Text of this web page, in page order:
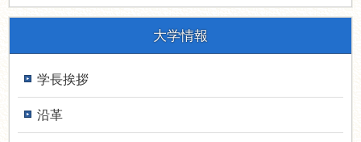
大学情報
学長挨拶
沿革